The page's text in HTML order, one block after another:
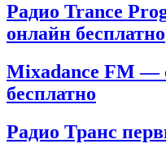
Радио Trance
онлайн бесплатно
Mixadance FM —
бесплатно
Радио Транс